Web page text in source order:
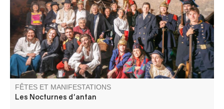
expérience unique au cœur du musée et des fortifications
du village, qui feront le bonheur des petits comme des
grands !
FÊTES ET MANIFESTATIONS
Les Nocturnes d'antan